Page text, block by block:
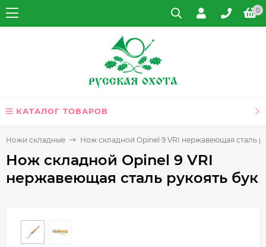
0
КАТАЛОГ ТОВАРОВ
Ножи складные Нож складной Opinel 9 VRI нержавеющая сталь
Нож складной Opinel 9 VRI
нержавеющая сталь рукоять бук